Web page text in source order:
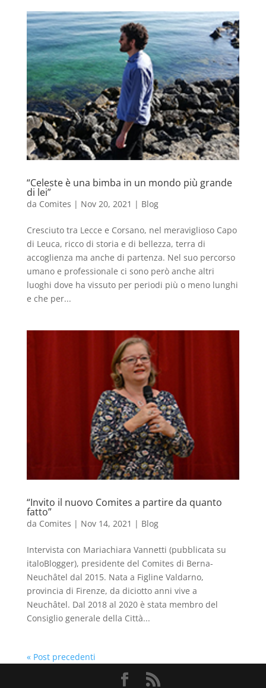
“Celeste è una bimba in un mondo più grande
di lei”
da Comites | Nov 20, 2021 | Blog
Cresciuto tra Lecce e Corsano, nel meraviglioso Capo
di Leuca, ricco di storia e di bellezza, terra di
accoglienza ma anche di partenza. Nel suo percorso
umano e professionale ci sono però anche altri
luoghi dove ha vissuto per periodi più o meno lunghi
e che per...
“Invito il nuovo Comites a partire da quanto
fatto”
da Comites | Nov 14, 2021 | Blog
Intervista con Mariachiara Vannetti (pubblicata su
italoBlogger), presidente del Comites di Berna-
Neuchâtel dal 2015. Nata a Figline Valdarno,
provincia di Firenze, da diciotto anni vive a
Neuchâtel. Dal 2018 al 2020 è stata membro del
Consiglio generale della Città...
« Post precedenti